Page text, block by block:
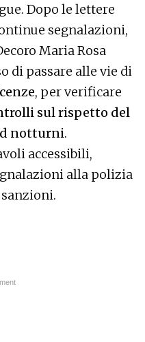
Dopo le lettere
segnalazioni,
Maria Rosa
di passare alle vie di
, per verificare
sul rispetto del
notturni.
accessibili,
alla polizia